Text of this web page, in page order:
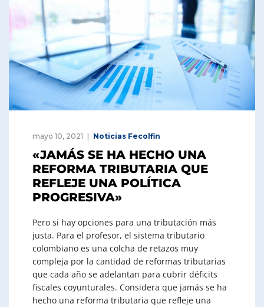
mayo 10, 2021 Noticias Fecolfin
«JAMÁS SE HA HECHO UNA
REFORMA TRIBUTARIA QUE
REFLEJE UNA POLÍTICA
PROGRESIVA»
Pero si hay opciones para una tributación más
justa. Para el profesor, el sistema tributario
colombiano es una colcha de retazos muy
compleja por la cantidad de reformas tributarias
que cada año se adelantan para cubrir déficits
fiscales coyunturales. Considera que jamás se ha
hecho una reforma tributaria que refleje una